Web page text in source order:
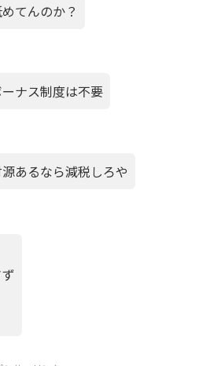
てんのか？
ナス制度は不要
あるなら減税しろや